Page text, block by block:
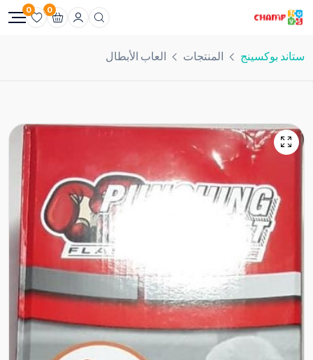
0
0
ستاند بوكسينج المنتجات العاب الأبطال